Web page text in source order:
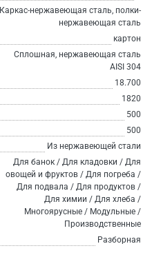
Каркас-нержавеющая сталь, полки-
нержавеющая сталь
картон
Сплошная, нержавеющая сталь
AISI 304
18.700
1820
500
500
Из нержавеющей стали
Для банок / Для кладовки / Для
овощей и фруктов / Для погреба /
Для подвала / Для продуктов /
Для химии / Для хлеба /
Многоярусные / Модульные /
Производственные
Разборная